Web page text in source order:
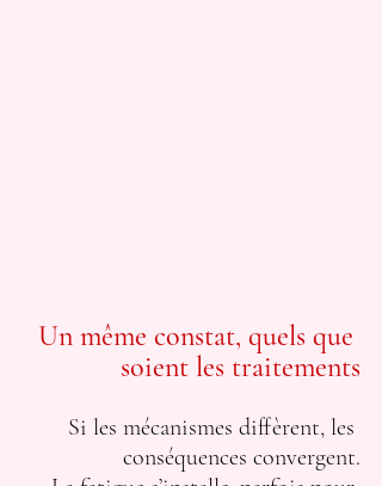
Un même constat, quels que
soient les traitements
Si les mécanismes diffèrent, les
conséquences convergent.